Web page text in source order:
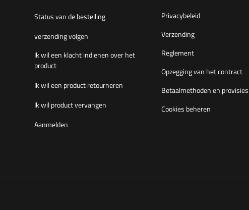
Status van de bestelling
verzending volgen
Ik wil een klacht indienen over het
product
Ik wil een product retourneren
Ik wil product vervangen
Aanmelden
Privacybeleid
Verzending
Reglement
Opzegging van het contract
Betaalmethoden en provisies
Cookies beheren